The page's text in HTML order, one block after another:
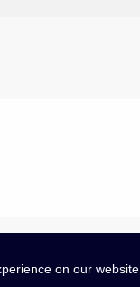
on our website.